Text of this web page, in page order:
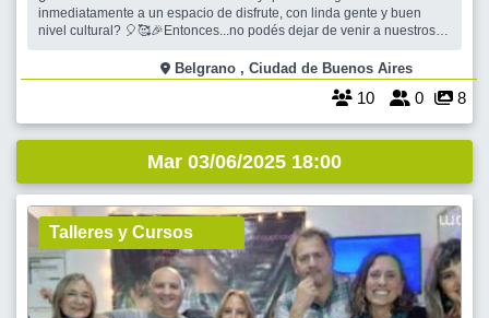
inmediatamente a un espacio de disfrute, con linda gente y buen
nivel cultural? 🎈🥰🎉Entonces...no podés dejar de venir a nuestros
climatizado, tomando
Belgrano , Ciudad de Buenos Aires
10 0 8
Mar 03/06/2025 18:00
Talleres y Cursos